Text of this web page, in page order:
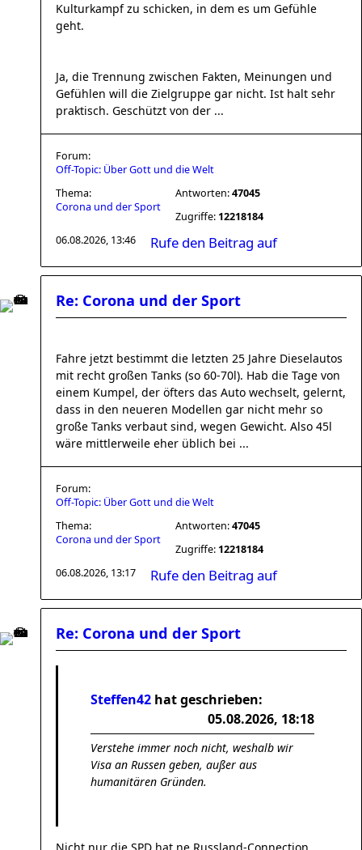
Kulturkampf zu schicken, in dem es um Gefühle
geht.
Ja, die Trennung zwischen Fakten, Meinungen und
Gefühlen will die Zielgruppe gar nicht. Ist halt sehr
praktisch. Geschützt von der ...
Forum:
Off-Topic: Über Gott und die Welt
Thema:
Corona und der Sport
Antworten:47045
Zugriffe: 12218184
06.08.2026, 13:46
Rufe den Beitrag auf
Re: Corona und der Sport
Fahre jetzt bestimmt die letzten 25 Jahre Dieselautos
mit recht großen Tanks (so 60-70l). Hab die Tage von
einem Kumpel, der öfters das Auto wechselt, gelernt,
dass in den neueren Modellen gar nicht mehr so
große Tanks verbaut sind, wegen Gewicht. Also 45l
wäre mittlerweile eher üblich bei ...
Forum:
Off-Topic: Über Gott und die Welt
Thema:
Corona und der Sport
Antworten:47045
Zugriffe: 12218184
06.08.2026, 13:17
Rufe den Beitrag auf
Re: Corona und der Sport
Steffen42 hat geschrieben:
05.08.2026, 18:18
Verstehe immer noch nicht, weshalb wir
Visa an Russen geben, außer aus
humanitären Gründen.